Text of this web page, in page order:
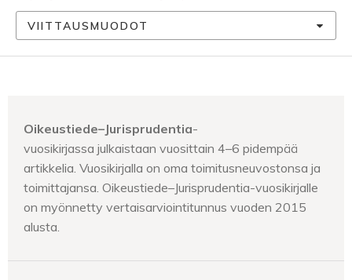
VIITTAUSMUODOT
Oikeustiede–Jurisprudentia-
vuosikirjassa julkaistaan vuosittain 4–6 pidempää
artikkelia. Vuosikirjalla on oma toimitusneuvostonsa ja
toimittajansa. Oikeustiede–Jurisprudentia-vuosikirjalle
on myönnetty vertaisarviointitunnus vuoden 2015
alusta.